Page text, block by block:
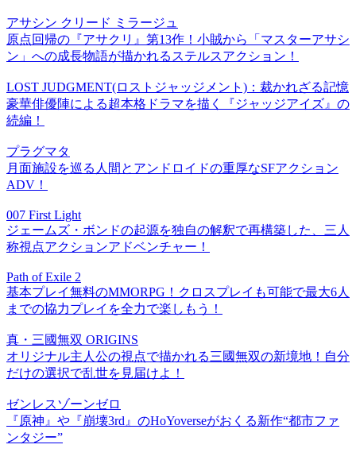
アサシン クリード ミラージュ
原点回帰の『アサクリ』第13作！小賊から「マスターアサシ
ン」への成長物語が描かれるステルスアクション！
LOST JUDGMENT(ロストジャッジメント)：裁かれざる記憶
豪華俳優陣による超本格ドラマを描く『ジャッジアイズ』の
続編！
プラグマタ
月面施設を巡る人間とアンドロイドの重厚なSFアクション
ADV！
007 First Light
ジェームズ・ボンドの起源を独自の解釈で再構築した、三人
称視点アクションアドベンチャー！
Path of Exile 2
基本プレイ無料のMMORPG！クロスプレイも可能で最大6人
までの協力プレイを全力で楽しもう！
真・三國無双 ORIGINS
オリジナル主人公の視点で描かれる三國無双の新境地！自分
だけの選択で乱世を見届けよ！
ゼンレスゾーンゼロ
『原神』や『崩壊3rd』のHoYoverseがおくる新作“都市ファ
ンタジー”